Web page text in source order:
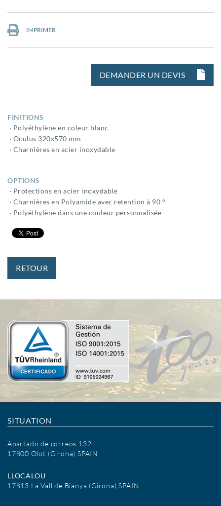
IMPRIMER
DEMANDER UN DEVIS
FINITIONS
· Polyéthylène en coleur blanc
· Oculus 320x570 mm
· Charnières en acier inoxydable
OPTIONS
· Protections en acier inoxydable
· Charnières en Polyamide avec retention à 90 º
· Polyéthylène dans une couleur personnalisée
RETOUR
SITUATION
Apartado de correos 132
17800 Olot (Girona) SPAIN
LLOCALOU
17813 La Vall de Bianya (Girona) SPAIN